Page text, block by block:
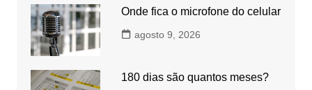
Onde fica o microfone do celular
agosto 9, 2026
180 dias são quantos meses?